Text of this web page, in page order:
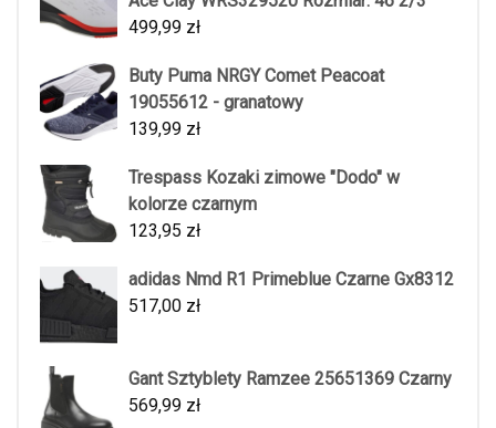
499,99 zł
Buty Puma NRGY Comet Peacoat
19055612 - granatowy
139,99 zł
Trespass Kozaki zimowe "Dodo" w
kolorze czarnym
123,95 zł
adidas Nmd R1 Primeblue Czarne Gx8312
517,00 zł
Gant Sztyblety Ramzee 25651369 Czarny
569,99 zł